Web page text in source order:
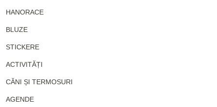
HANORACE
BLUZE
STICKERE
ACTIVITĂȚI
CĂNI ȘI TERMOSURI
AGENDE